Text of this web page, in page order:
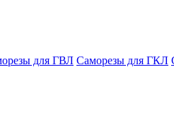
для ГВЛ Саморезы для ГКЛ